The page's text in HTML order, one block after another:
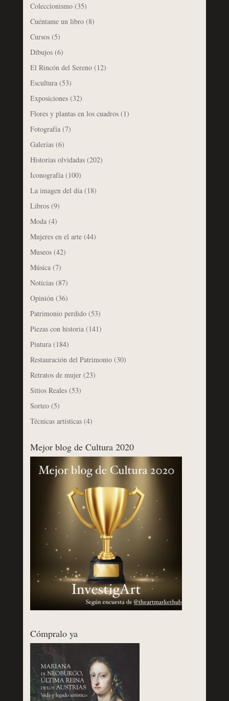
Coleccionismo(35)
Cuéntame un libro(8)
Cursos(5)
Dibujos(6)
El Rincón del Sereno(12)
Escultura(53)
Exposiciones(32)
Flores y plantas en los cuadros(1)
Fotografía(7)
Galerías(6)
Historias olvidadas(202)
Iconografía(100)
La imagen del día(18)
Libros(9)
Moda(4)
Mujeres en el arte(44)
Museos(42)
Música(7)
Noticias(87)
Opinión (36)
Patrimonio perdido(53)
Piezas con historia(141)
Pintura(184)
Restauración del Patrimonio(30)
Retratos de mujer(23)
Sitios Reales(53)
Sorteo(5)
Técnicas artísticas(4)
Mejor blog de Cultura 2020
Cómpralo ya